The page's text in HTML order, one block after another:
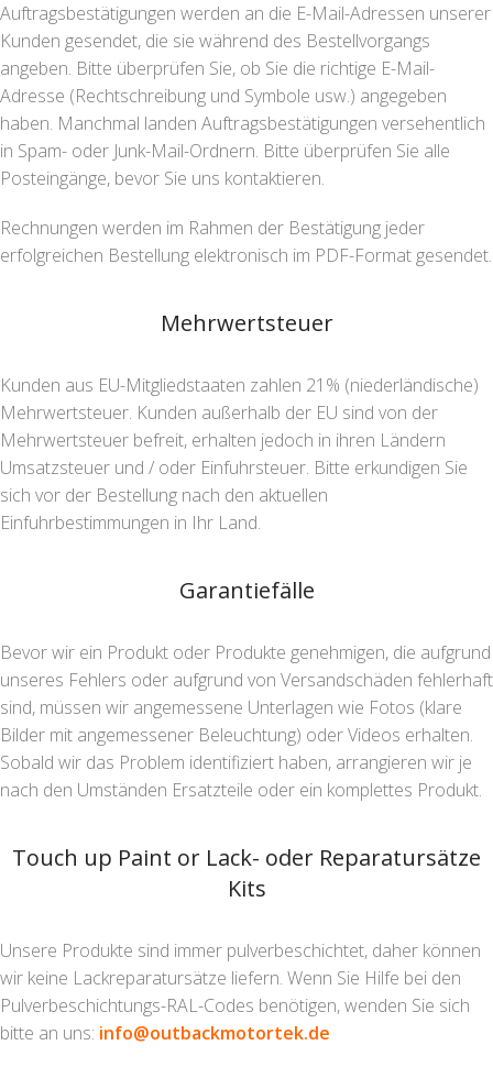
Auftragsbestätigungen werden an die E-Mail-Adressen unserer
Kunden gesendet, die sie während des Bestellvorgangs
angeben. Bitte überprüfen Sie, ob Sie die richtige E-Mail-
Adresse (Rechtschreibung und Symbole usw.) angegeben
haben. Manchmal landen Auftragsbestätigungen versehentlich
in Spam- oder Junk-Mail-Ordnern. Bitte überprüfen Sie alle
Posteingänge, bevor Sie uns kontaktieren.
Rechnungen werden im Rahmen der Bestätigung jeder
erfolgreichen Bestellung elektronisch im PDF-Format gesendet.
Mehrwertsteuer
Kunden aus EU-Mitgliedstaaten zahlen 21% (niederländische)
Mehrwertsteuer. Kunden außerhalb der EU sind von der
Mehrwertsteuer befreit, erhalten jedoch in ihren Ländern
Umsatzsteuer und / oder Einfuhrsteuer. Bitte erkundigen Sie
sich vor der Bestellung nach den aktuellen
Einfuhrbestimmungen in Ihr Land.
Garantiefälle
Bevor wir ein Produkt oder Produkte genehmigen, die aufgrund
unseres Fehlers oder aufgrund von Versandschäden fehlerhaft
sind, müssen wir angemessene Unterlagen wie Fotos (klare
Bilder mit angemessener Beleuchtung) oder Videos erhalten.
Sobald wir das Problem identifiziert haben, arrangieren wir je
nach den Umständen Ersatzteile oder ein komplettes Produkt.
Touch up Paint or Lack- oder Reparatursätze
Kits
Unsere Produkte sind immer pulverbeschichtet, daher können
wir keine Lackreparatursätze liefern. Wenn Sie Hilfe bei den
Pulverbeschichtungs-RAL-Codes benötigen, wenden Sie sich
bitte an uns: info@outbackmotortek.de